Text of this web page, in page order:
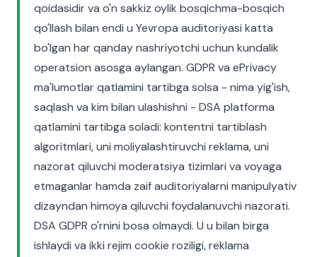
qoidasidir va o'n sakkiz oylik bosqichma-bosqich
qo'llash bilan endi u Yevropa auditoriyasi katta
bo'lgan har qanday nashriyotchi uchun kundalik
operatsion asosga aylangan. GDPR va ePrivacy
ma'lumotlar qatlamini tartibga solsa - nima yig'ish,
saqlash va kim bilan ulashishni - DSA platforma
qatlamini tartibga soladi: kontentni tartiblash
algoritmlari, uni moliyalashtiruvchi reklama, uni
nazorat qiluvchi moderatsiya tizimlari va voyaga
etmaganlar hamda zaif auditoriyalarni manipulyativ
dizayndan himoya qiluvchi foydalanuvchi nazorati.
DSA GDPR o'rnini bosa olmaydi. U u bilan birga
ishlaydi va ikki rejim cookie roziligi, reklama